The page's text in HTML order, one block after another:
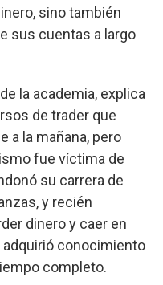
sino también
sus cuentas a largo
la academia, explica
de trader que
a la mañana, pero
fue víctima de
su carrera de
y recién
dinero y caer en
conocimiento
completo.